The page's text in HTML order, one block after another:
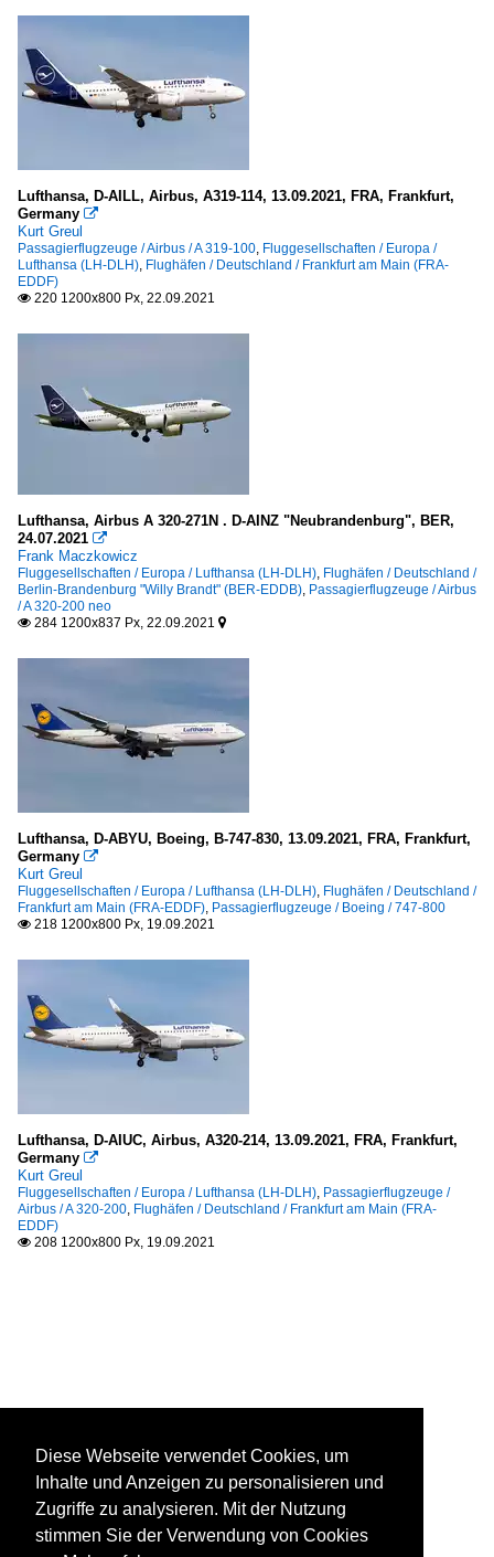
Lufthansa, D-AILL, Airbus, A319-114, 13.09.2021, FRA, Frankfurt,
Germany 
Kurt Greul
Passagierflugzeuge / Airbus / A 319-100, Fluggesellschaften / Europa /
Lufthansa (LH-DLH), Flughäfen / Deutschland / Frankfurt am Main (FRA-
EDDF)
 220 1200x800 Px, 22.09.2021
Lufthansa, Airbus A 320-271N . D-AINZ "Neubrandenburg", BER,
24.07.2021 
Frank Maczkowicz
Fluggesellschaften / Europa / Lufthansa (LH-DLH), Flughäfen / Deutschland /
Berlin-Brandenburg "Willy Brandt" (BER-EDDB), Passagierflugzeuge / Airbus
/ A 320-200 neo
 284 1200x837 Px, 22.09.2021 
Lufthansa, D-ABYU, Boeing, B-747-830, 13.09.2021, FRA, Frankfurt,
Germany 
Kurt Greul
Fluggesellschaften / Europa / Lufthansa (LH-DLH), Flughäfen / Deutschland /
Frankfurt am Main (FRA-EDDF), Passagierflugzeuge / Boeing / 747-800
 218 1200x800 Px, 19.09.2021
Lufthansa, D-AIUC, Airbus, A320-214, 13.09.2021, FRA, Frankfurt,
Germany 
Kurt Greul
Fluggesellschaften / Europa / Lufthansa (LH-DLH), Passagierflugzeuge /
Airbus / A 320-200, Flughäfen / Deutschland / Frankfurt am Main (FRA-
EDDF)
 208 1200x800 Px, 19.09.2021
Diese Webseite verwendet Cookies, um
Inhalte und Anzeigen zu personalisieren und
Zugriffe zu analysieren. Mit der Nutzung
stimmen Sie der Verwendung von Cookies